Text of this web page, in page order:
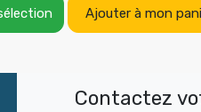
Ajouter à mon
Contactez